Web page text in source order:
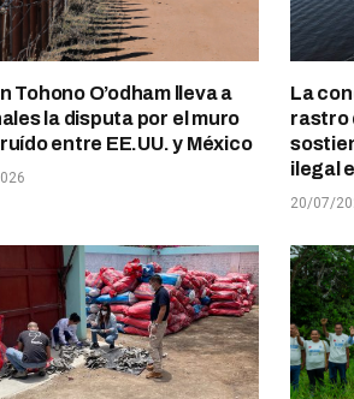
Tohono O’odham lleva a
la disputa por el muro
entre EE.UU. y México
La
rastro
ilegal
20/07/